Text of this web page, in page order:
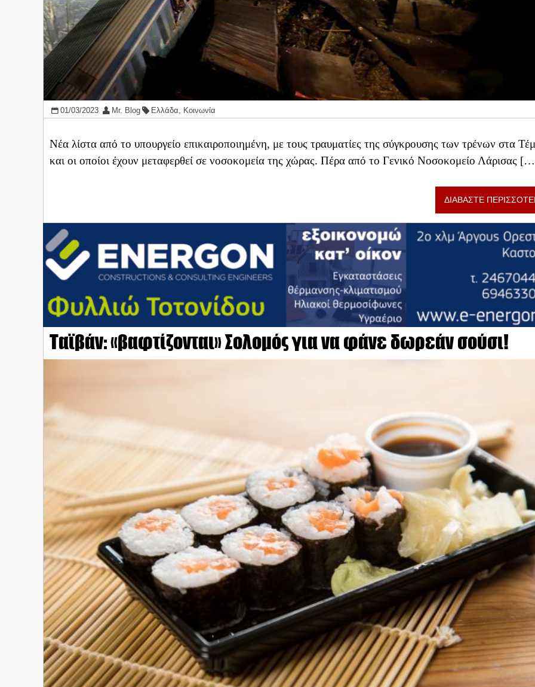
01/03/2023 Mr. Blog Ελλάδα Κοινωνία
Νέα λίστα από το υπουργείο επικαιροποιημένη, με τους τραυματίες της σύγκρουσης των τρένων στα
και οι οποίοι έχουν μεταφερθεί σε νοσοκομεία της χώρας. Πέρα από το Γενικό Νοσοκομείο Λάρισας
ΔΙΑΒΑΣΤΕ
Ταϊβάν: «βαφτίζονται» Σολομός για να φάνε δωρεάν σούσι!